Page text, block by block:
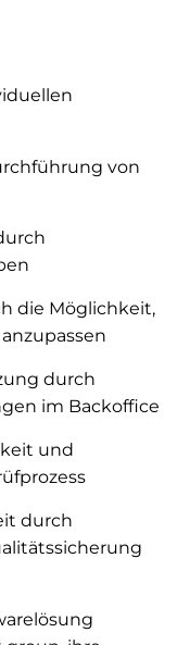
von
die Möglichkeit,
durch
im Backoffice
und
durch